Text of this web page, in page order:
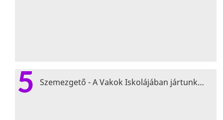
5 Szemezgető - A Vakok Iskolájában jártunk…